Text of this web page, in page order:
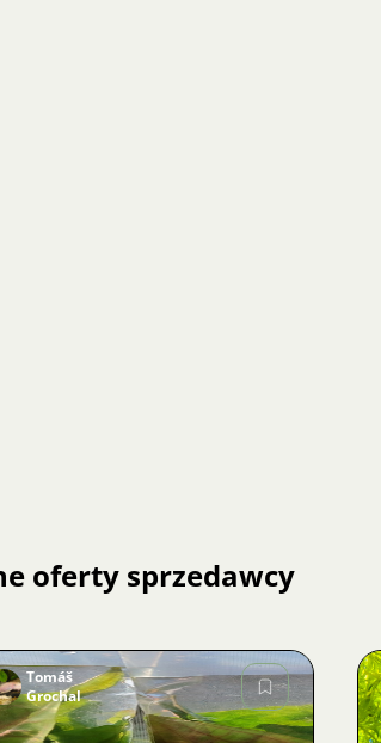
oferty sprzedawcy
Tomáš
Grochal